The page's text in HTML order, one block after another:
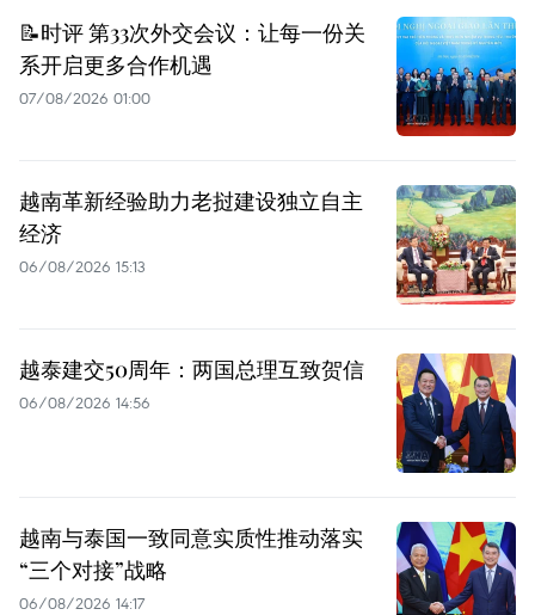
📝时评 第33次外交会议：让每一份关
系开启更多合作机遇
07/08/2026 01:00
越南革新经验助力老挝建设独立自主
经济
06/08/2026 15:13
越泰建交50周年：两国总理互致贺信
06/08/2026 14:56
越南与泰国一致同意实质性推动落实
“三个对接”战略
06/08/2026 14:17